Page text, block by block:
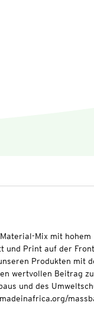
Mix mit hohem
und Print auf der
Produkten mit
wertvollen Beitrag
und des